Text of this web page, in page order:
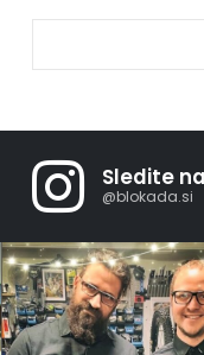
Sledite
@blokada.si